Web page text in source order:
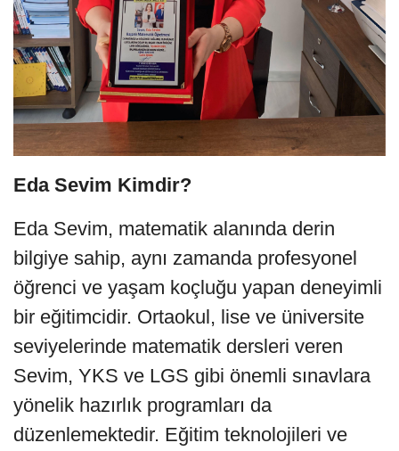
Eda Sevim Kimdir?
Eda Sevim, matematik alanında derin
bilgiye sahip, aynı zamanda profesyonel
öğrenci ve yaşam koçluğu yapan deneyimli
bir eğitimcidir. Ortaokul, lise ve üniversite
seviyelerinde matematik dersleri veren
Sevim, YKS ve LGS gibi önemli sınavlara
yönelik hazırlık programları da
düzenlemektedir. Eğitim teknolojileri ve